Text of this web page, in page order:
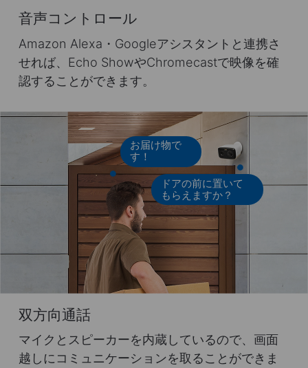
音声コントロール
Amazon Alexa・Googleアシスタントと連携さ
せれば、Echo ShowやChromecastで映像を確
認することができます。
お届け物で
す！
ドアの前に置いて
もらえますか？
双方向通話
マイクとスピーカーを内蔵しているので、画面
越しにコミュニケーションを取ることができま